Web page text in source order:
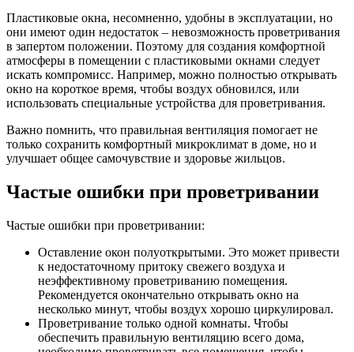
Пластиковые окна, несомненно, удобны в эксплуатации, но
они имеют один недостаток – невозможность проветривания
в запертом положении. Поэтому для создания комфортной
атмосферы в помещении с пластиковыми окнами следует
искать компромисс. Например, можно полностью открывать
окно на короткое время, чтобы воздух обновился, или
использовать специальные устройства для проветривания.
Важно помнить, что правильная вентиляция помогает не
только сохранить комфортный микроклимат в доме, но и
улучшает общее самочувствие и здоровье жильцов.
Частые ошибки при проветривании
Частые ошибки при проветривании:
Оставление окон полуоткрытыми. Это может привести
к недостаточному притоку свежего воздуха и
неэффективному проветриванию помещения.
Рекомендуется окончательно открывать окно на
несколько минут, чтобы воздух хорошо циркулировал.
Проветривание только одной комнаты. Чтобы
обеспечить правильную вентиляцию всего дома,